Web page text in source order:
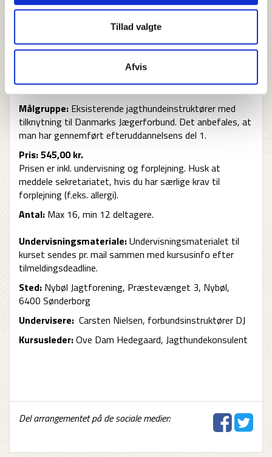
Tillad valgte
Afvis
Indhold:På kurset gennemgås følgende:
Uddannelsesplanlægning
Hund/førerforhold
Terrænanalyse
Målgruppe: Eksisterende jagthundeinstruktører med
tilknytning til Danmarks Jægerforbund. Det anbefales, at
man har gennemført efteruddannelsens del 1.
Pris: 545,00 kr.
Prisen er inkl. undervisning og forplejning. Husk at
meddele sekretariatet, hvis du har særlige krav til
forplejning (f.eks. allergi).
Antal: Max 16, min 12 deltagere.
Undervisningsmateriale:Undervisningsmaterialet til
kurset sendes pr. mail sammen med kursusinfo efter
tilmeldingsdeadline.
Sted: Nybøl Jagtforening, Præstevænget 3, Nybøl,
6400 Sønderborg
Undervisere: Carsten Nielsen, forbundsinstruktører DJ
Kursusleder:Ove Dam Hedegaard, Jagthundekonsulent
Del arrangementet på de sociale medier: